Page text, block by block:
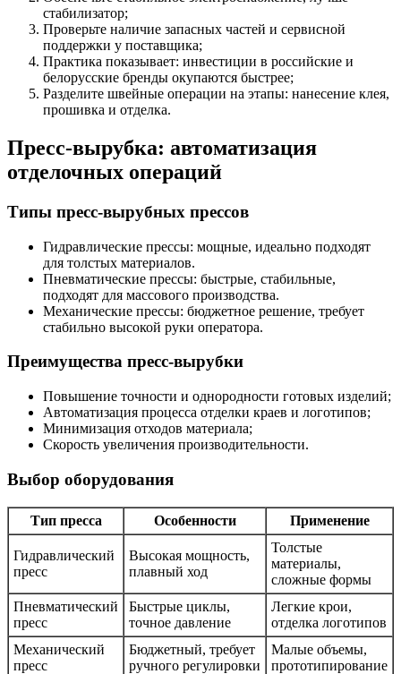
стабилизатор;
Проверьте наличие запасных частей и сервисной
поддержки у поставщика;
Практика показывает: инвестиции в российские и
белорусские бренды окупаются быстрее;
Разделите швейные операции на этапы: нанесение клея,
прошивка и отделка.
Пресс-вырубка: автоматизация
отделочных операций
Типы пресс-вырубных прессов
Гидравлические прессы: мощные, идеально подходят
для толстых материалов.
Пневматические прессы: быстрые, стабильные,
подходят для массового производства.
Механические прессы: бюджетное решение, требует
стабильно высокой руки оператора.
Преимущества пресс-вырубки
Повышение точности и однородности готовых изделий;
Автоматизация процесса отделки краев и логотипов;
Минимизация отходов материала;
Скорость увеличения производительности.
Выбор оборудования
Тип пресса Особенности Применение
Гидравлический
пресс
Высокая мощность,
плавный ход
Толстые
материалы,
сложные формы
Пневматический
пресс
Быстрые циклы,
точное давление
Легкие крои,
отделка логотипов
Механический
пресс
Бюджетный, требует
ручного регулировки
Малые объемы,
прототипирование